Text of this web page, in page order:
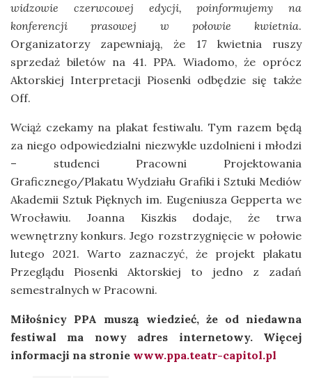
widzowie czerwcowej edycji, poinformujemy na
konferencji prasowej w połowie kwietnia.
Organizatorzy zapewniają, że 17 kwietnia ruszy
sprzedaż biletów na 41. PPA. Wiadomo, że oprócz
Aktorskiej Interpretacji Piosenki odbędzie się także
Off.
Wciąż czekamy na plakat festiwalu. Tym razem będą
za niego odpowiedzialni niezwykle uzdolnieni i młodzi
– studenci Pracowni Projektowania
Graficznego/Plakatu Wydziału Grafiki i Sztuki Mediów
Akademii Sztuk Pięknych im. Eugeniusza Gepperta we
Wrocławiu. Joanna Kiszkis dodaje, że trwa
wewnętrzny konkurs. Jego rozstrzygnięcie w połowie
lutego 2021. Warto zaznaczyć, że projekt plakatu
Przeglądu Piosenki Aktorskiej to jedno z zadań
semestralnych w Pracowni.
Miłośnicy PPA muszą wiedzieć, że od niedawna
festiwal ma nowy adres internetowy. Więcej
informacji na stronie www.ppa.teatr-capitol.pl